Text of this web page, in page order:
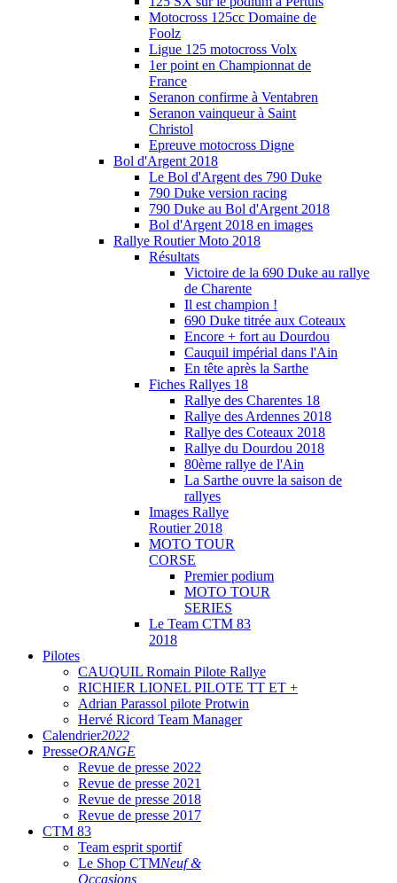
Motocross 125cc Domaine de
Foolz
Ligue 125 motocross Volx
1er point en Championnat de
France
Seranon confirme à Ventabren
Seranon vainqueur à Saint
Christol
Epreuve motocross Digne
Bol d'Argent 2018
Le Bol d'Argent des 790 Duke
790 Duke version racing
790 Duke au Bol d'Argent 2018
Bol d'Argent 2018 en images
Rallye Routier Moto 2018
Résultats
Victoire de la 690 Duke au rallye
de Charente
Il est champion !
690 Duke titrée aux Coteaux
Encore + fort au Dourdou
Cauquil impérial dans l'Ain
En tête après la Sarthe
Fiches Rallyes 18
Rallye des Charentes 18
Rallye des Ardennes 2018
Rallye des Coteaux 2018
Rallye du Dourdou 2018
80ème rallye de l'Ain
La Sarthe ouvre la saison de
rallyes
Images Rallye
Routier 2018
MOTO TOUR
CORSE
Premier podium
MOTO TOUR
SERIES
Le Team CTM 83
2018
Pilotes
CAUQUIL Romain Pilote Rallye
RICHIER LIONEL PILOTE TT ET +
Adrian Parassol pilote Protwin
Hervé Ricord Team Manager
Calendrier2022
PresseORANGE
Revue de presse 2022
Revue de presse 2021
Revue de presse 2018
Revue de presse 2017
CTM 83
Team esprit sportif
Le Shop CTMNeuf &
Occasions